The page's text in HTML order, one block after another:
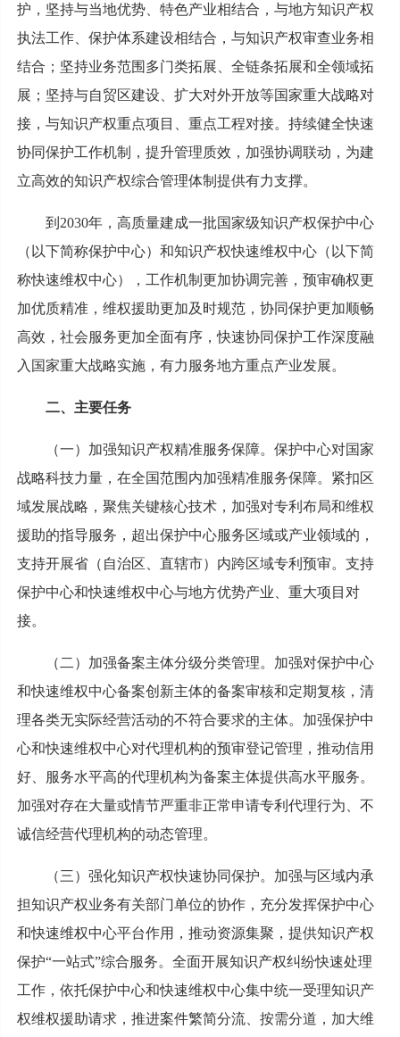
护，坚持与当地优势、特色产业相结合，与地方知识产权
执法工作、保护体系建设相结合，与知识产权审查业务相
结合；坚持业务范围多门类拓展、全链条拓展和全领域拓
展；坚持与自贸区建设、扩大对外开放等国家重大战略对
接，与知识产权重点项目、重点工程对接。持续健全快速
协同保护工作机制，提升管理质效，加强协调联动，为建
立高效的知识产权综合管理体制提供有力支撑。
到2030年，高质量建成一批国家级知识产权保护中心
（以下简称保护中心）和知识产权快速维权中心（以下简
称快速维权中心），工作机制更加协调完善，预审确权更
加优质精准，维权援助更加及时规范，协同保护更加顺畅
高效，社会服务更加全面有序，快速协同保护工作深度融
入国家重大战略实施，有力服务地方重点产业发展。
二、主要任务
（一）加强知识产权精准服务保障。保护中心对国家
战略科技力量，在全国范围内加强精准服务保障。紧扣区
域发展战略，聚焦关键核心技术，加强对专利布局和维权
援助的指导服务，超出保护中心服务区域或产业领域的，
支持开展省（自治区、直辖市）内跨区域专利预审。支持
保护中心和快速维权中心与地方优势产业、重大项目对
接。
（二）加强备案主体分级分类管理。加强对保护中心
和快速维权中心备案创新主体的备案审核和定期复核，清
理各类无实际经营活动的不符合要求的主体。加强保护中
心和快速维权中心对代理机构的预审登记管理，推动信用
好、服务水平高的代理机构为备案主体提供高水平服务。
加强对存在大量或情节严重非正常申请专利代理行为、不
诚信经营代理机构的动态管理。
（三）强化知识产权快速协同保护。加强与区域内承
担知识产权业务有关部门单位的协作，充分发挥保护中心
和快速维权中心平台作用，推动资源集聚，提供知识产权
保护“一站式”综合服务。全面开展知识产权纠纷快速处理
工作，依托保护中心和快速维权中心集中统一受理知识产
权维权援助请求，推进案件繁简分流、按需分道，加大维